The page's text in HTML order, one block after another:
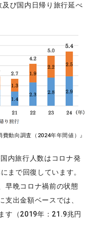
及び国内日帰り旅行延べ
動向調査（2024年年間値）』
内旅行人数はコロナ発
まで回復しています。
早晩コロナ禍前の状態
支出金額ベースでは、
す（2019年：21.9兆円